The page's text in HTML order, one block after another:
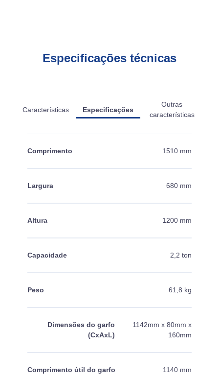
Especificações técnicas
Características Especificações
Outras
características
Comprimento 1510 mm
Largura 680 mm
Altura 1200 mm
Capacidade 2,2 ton
Peso 61,8 kg
Dimensões do garfo
(CxAxL)
1142mm x 80mm x
160mm
Comprimento útil do garfo 1140 mm